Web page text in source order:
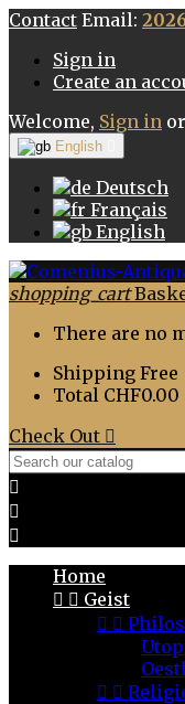
Contact Email:
Sign in
Create an
Welcome, Sign in or
English
Deutsch
Français
English
shopping_cart
There are no
Shipping Free
Total CHF0.00
Check Out 



Home
  Geist
 
 